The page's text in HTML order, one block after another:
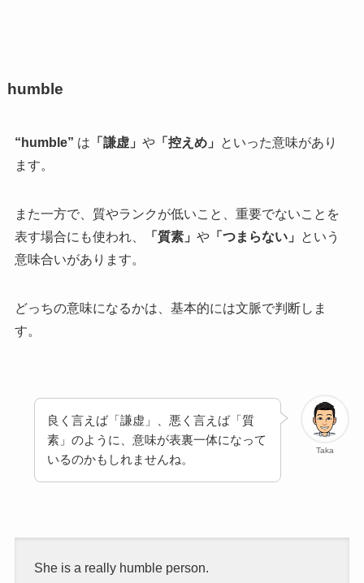
humble
“humble” は 「謙虚」 や「控えめ」
といった意味があり
ます。
また一方で、質やランクが低いこと、重要でないことを
表す場合にも使われ、
「質素」 や「つまらない」
という
意味合いがあります。
どっちの意味になるかは、基本的には文脈で判断しま
す。
Taka
良く言えば「謙虚」、悪く言えば「質
素」のように、意味が表裏一体になって
いるのかもしれませんね。
She is a really humble person.